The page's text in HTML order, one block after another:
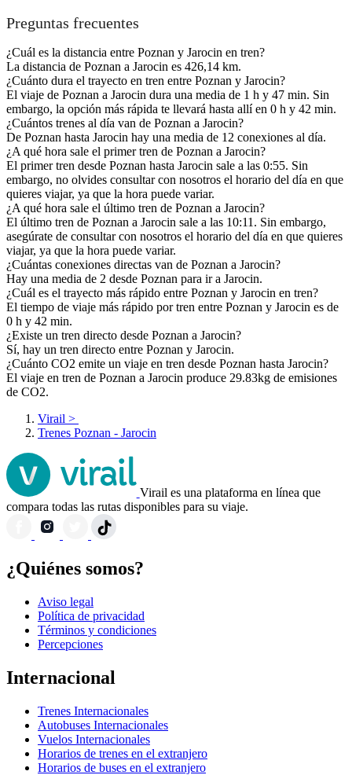
Preguntas frecuentes
¿Cuál es la distancia entre Poznan y Jarocin en tren?
La distancia de Poznan a Jarocin es 426,14 km.
¿Cuánto dura el trayecto en tren entre Poznan y Jarocin?
El viaje de Poznan a Jarocin dura una media de 1 h y 47 min. Sin
embargo, la opción más rápida te llevará hasta allí en 0 h y 42 min.
¿Cuántos trenes al día van de Poznan a Jarocin?
De Poznan hasta Jarocin hay una media de 12 conexiones al día.
¿A qué hora sale el primer tren de Poznan a Jarocin?
El primer tren desde Poznan hasta Jarocin sale a las 0:55. Sin
embargo, no olvides consultar con nosotros el horario del día en que
quieres viajar, ya que la hora puede variar.
¿A qué hora sale el último tren de Poznan a Jarocin?
El último tren de Poznan a Jarocin sale a las 10:11. Sin embargo,
asegúrate de consultar con nosotros el horario del día en que quieres
viajar, ya que la hora puede variar.
¿Cuántas conexiones directas van de Poznan a Jarocin?
Hay una media de 2 desde Poznan para ir a Jarocin.
¿Cuál es el trayecto más rápido entre Poznan y Jarocin en tren?
El tiempo de viaje más rápido por tren entre Poznan y Jarocin es de
0 h y 42 min.
¿Existe un tren directo desde Poznan a Jarocin?
Sí, hay un tren directo entre Poznan y Jarocin.
¿Cuánto CO2 emite un viaje en tren desde Poznan hasta Jarocin?
El viaje en tren de Poznan a Jarocin produce 29.83kg de emisiones
de CO2.
Virail >
Trenes Poznan - Jarocin
Virail es una plataforma en línea que
compara todas las rutas disponibles para su viaje.
¿Quiénes somos?
Aviso legal
Política de privacidad
Términos y condiciones
Percepciones
Internacional
Trenes Internacionales
Autobuses Internacionales
Vuelos Internacionales
Horarios de trenes en el extranjero
Horarios de buses en el extranjero